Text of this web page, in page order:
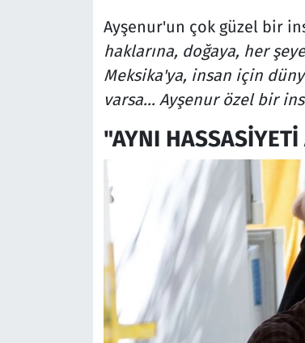
Ayşenur'un çok güzel bir
haklarına, doğaya, her
Meksika'ya, insan için
varsa... Ayşenur özel bir
"AYNI